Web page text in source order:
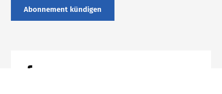
Abonnement kündigen